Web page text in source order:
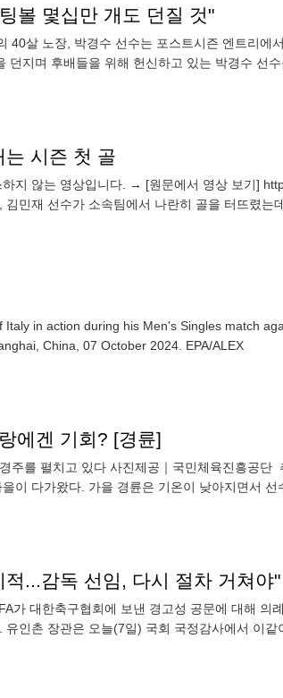
볼 몇십만 개도 던질 것"
40살 노장, 박경수 선수는 포스트시즌 엔트리에
던지며 후배들을 위해 헌신하고 있는 박경수 선
시즌 첫 골
지 않는 영상입니다. → [원문에서 영상 보기]
민재 선수가 소속팀에서 나란히 골을 터뜨렸는
in action during his Men's Singles match
Masters tennis tournament in Shanghai, China, 07 October 2024. EPA/ALEX
에겐 기회? [경륜]
연휴까지 기승을 부리던 무더위가 사라지고
어느덧 서늘한 공기가 느껴지는 가을이
...감독 선임, 다시 절차 거쳐야"
가 대한축구협회에 보낸 경고성 공문에 대해 의
인촌 장관은 오늘(7일) 국회 국정감사에서 이